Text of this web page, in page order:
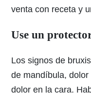
venta con receta y
Use un
Los signos de
de mandíbula,
dolor en la cara.